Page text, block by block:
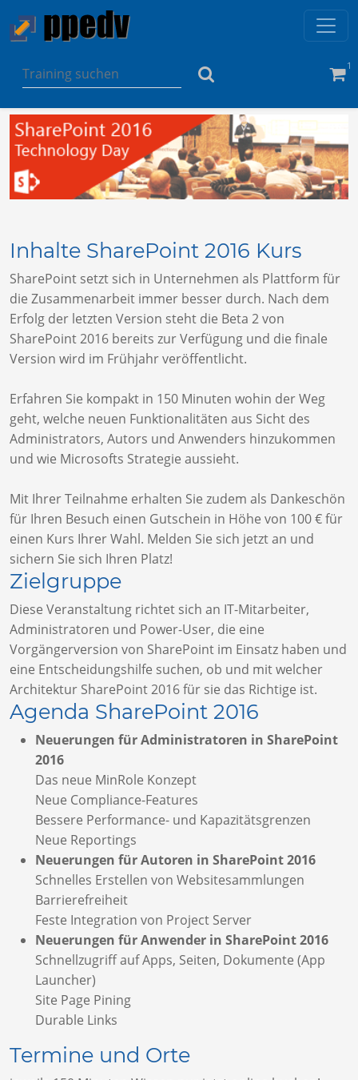
1
Inhalte SharePoint 2016 Kurs
SharePoint setzt sich in Unternehmen als Plattform für
die Zusammenarbeit immer besser durch. Nach dem
Erfolg der letzten Version steht die Beta 2 von
SharePoint 2016 bereits zur Verfügung und die finale
Version wird im Frühjahr veröffentlicht.
Erfahren Sie kompakt in 150 Minuten wohin der Weg
geht, welche neuen Funktionalitäten aus Sicht des
Administrators, Autors und Anwenders hinzukommen
und wie Microsofts Strategie aussieht.
Mit Ihrer Teilnahme erhalten Sie zudem als Dankeschön
für Ihren Besuch einen Gutschein in Höhe von 100 € für
einen Kurs Ihrer Wahl. Melden Sie sich jetzt an und
sichern Sie sich Ihren Platz!
Zielgruppe
Diese Veranstaltung richtet sich an IT-Mitarbeiter,
Administratoren und Power-User, die eine
Vorgängerversion von SharePoint im Einsatz haben und
eine Entscheidungshilfe suchen, ob und mit welcher
Architektur SharePoint 2016 für sie das Richtige ist.
Agenda SharePoint 2016
Neuerungen für Administratoren in SharePoint
2016
Das neue MinRole Konzept
Neue Compliance-Features
Bessere Performance- und Kapazitätsgrenzen
Neue Reportings
Neuerungen für Autoren in SharePoint 2016
Schnelles Erstellen von Websitesammlungen
Barrierefreiheit
Feste Integration von Project Server
Neuerungen für Anwender in SharePoint 2016
Schnellzugriff auf Apps, Seiten, Dokumente (App
Launcher)
Site Page Pining
Durable Links
Termine und Orte